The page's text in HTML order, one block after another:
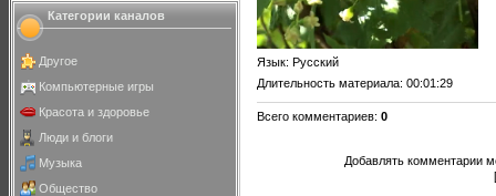
Категории каналов
Другое
Компьютерные игры
Красота и здоровье
Люди и блоги
Музыка
Общество
Язык: Русский
Длительность материала: 00:01:29
Всего комментариев: 0
Добавлять комментарии